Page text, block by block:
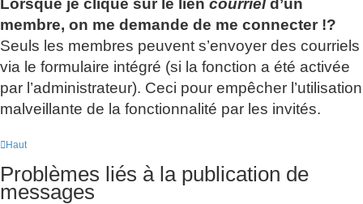
Lorsque je clique sur le lien courrield’un
membre, on me demande de me connecter !?
Seuls les membres peuvent s’envoyer des courriels
via le formulaire intégré (si la fonction a été activée
par l’administrateur). Ceci pour empêcher l’utilisation
malveillante de la fonctionnalité par les invités.
Haut
Problèmes liés à la publication de
messages